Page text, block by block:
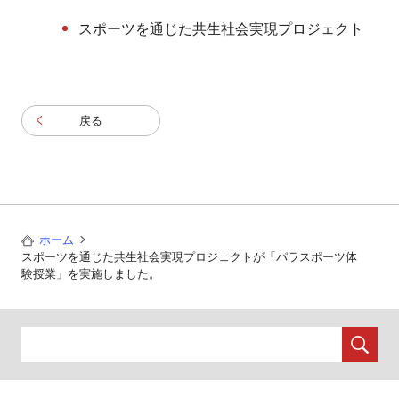
スポーツを通じた共生社会実現プロジェクト
戻る
ホーム
スポーツを通じた共生社会実現プロジェクトが「パラスポーツ体
験授業」を実施しました。